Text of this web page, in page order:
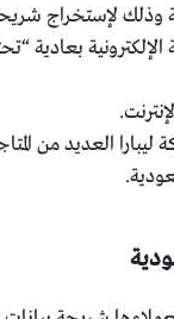
وذلك لإستخراج
بعادية
العديد من